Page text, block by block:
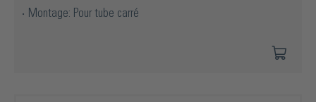
Montage: Pour tube carré